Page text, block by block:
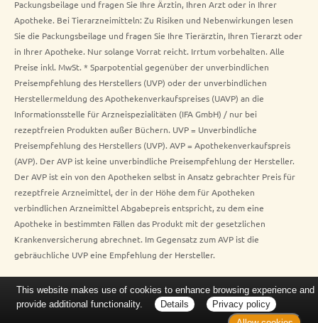
Packungsbeilage und fragen Sie Ihre Ärztin, Ihren Arzt oder in Ihrer
Apotheke. Bei Tierarzneimitteln: Zu Risiken und Nebenwirkungen lesen
Sie die Packungsbeilage und fragen Sie Ihre Tierärztin, Ihren Tierarzt oder
in Ihrer Apotheke. Nur solange Vorrat reicht. Irrtum vorbehalten. Alle
Preise inkl. MwSt. * Sparpotential gegenüber der unverbindlichen
Preisempfehlung des Herstellers (UVP) oder der unverbindlichen
Herstellermeldung des Apothekenverkaufspreises (UAVP) an die
Informationsstelle für Arzneispezialitäten (IFA GmbH) / nur bei
rezeptfreien Produkten außer Büchern. UVP = Unverbindliche
Preisempfehlung des Herstellers (UVP). AVP = Apothekenverkaufspreis
(AVP). Der AVP ist keine unverbindliche Preisempfehlung der Hersteller.
Der AVP ist ein von den Apotheken selbst in Ansatz gebrachter Preis für
rezeptfreie Arzneimittel, der in der Höhe dem für Apotheken
verbindlichen Arzneimittel Abgabepreis entspricht, zu dem eine
Apotheke in bestimmten Fällen das Produkt mit der gesetzlichen
Krankenversicherung abrechnet. Im Gegensatz zum AVP ist die
gebräuchliche UVP eine Empfehlung der Hersteller.
This website makes use of cookies to enhance browsing experience and
provide additional functionality.
Details
Privacy policy